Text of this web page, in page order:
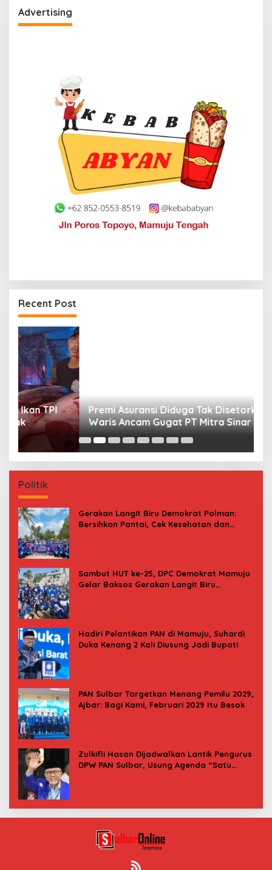
Advertising
Recent Post
Premi Asuransi Diduga Tak Disetorkan, Ahli
Waris Ancam Gugat PT Mitra Sinar Sepadan
Finance ke PN Mamuju
Politik
Gerakan Langit Biru Demokrat Polman:
Bersihkan Pantai, Cek Kesehatan dan
Sambut HUT ke-25, DPC Demokrat Mamuju
Gelar Baksos Gerakan Langit Biru
Hadiri Pelantikan PAN di Mamuju, Suhardi
Duka Kenang 2 Kali Diusung Jadi Bupati
PAN Sulbar Targetkan Menang Pemilu 2029,
Ajbar: Bagi Kami, Februari 2029 Itu Besok
Zulkifli Hasan Dijadwalkan Lantik Pengurus
DPW PAN Sulbar, Usung Agenda “Satu